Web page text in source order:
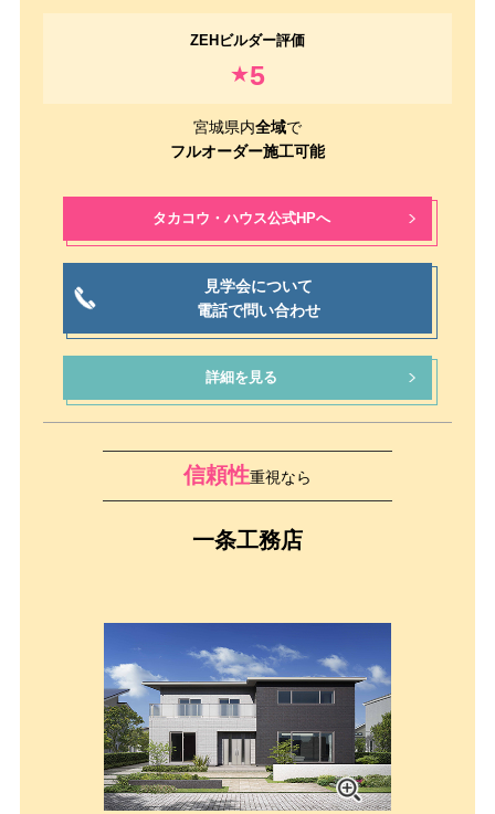
★5
宮城県内全域で
フルオーダー施工可能
タカコウ・ハウス公式HPへ
見学会について
電話で問い合わせ
詳細を見る
信頼性重視なら
一条工務店